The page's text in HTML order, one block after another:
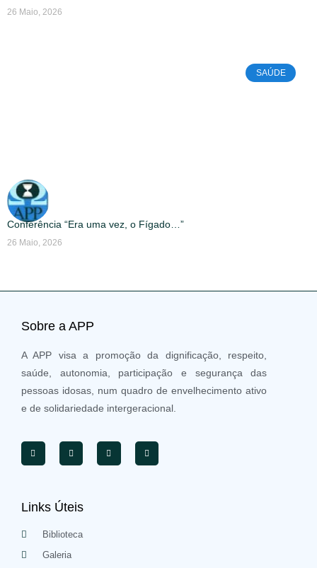
26 Maio, 2026
SAÚDE
Conferência “Era uma vez, o Fígado…”
26 Maio, 2026
Sobre a APP
A APP visa a promoção da dignificação, respeito,
saúde, autonomia, participação e segurança das
pessoas idosas, num quadro de envelhecimento ativo
e de solidariedade intergeracional.
Links Úteis
Biblioteca
Galeria